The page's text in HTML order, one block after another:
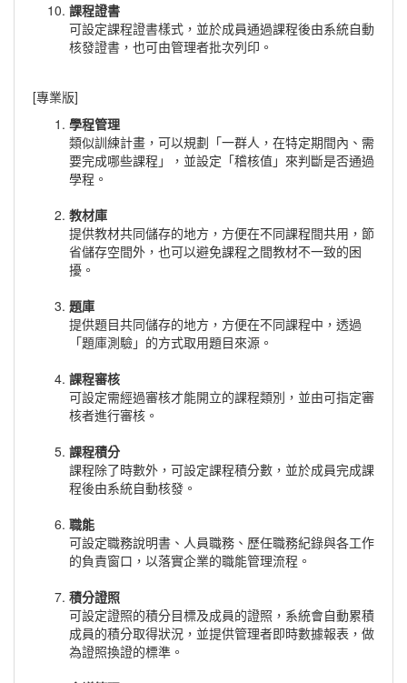
課程證書
可設定課程證書樣式，並於成員通過課程後由系統自動
核發證書，也可由管理者批次列印。
[專業版]
學程管理
類似訓練計畫，可以規劃「一群人，在特定期間內、需
要完成哪些課程」，並設定「稽核值」來判斷是否通過
學程。
教材庫
提供教材共同儲存的地方，方便在不同課程間共用，節
省儲存空間外，也可以避免課程之間教材不一致的困
擾。
題庫
提供題目共同儲存的地方，方便在不同課程中，透過
「題庫測驗」的方式取用題目來源。
課程審核
可設定需經過審核才能開立的課程類別，並由可指定審
核者進行審核。
課程積分
課程除了時數外，可設定課程積分數，並於成員完成課
程後由系統自動核發。
職能
可設定職務說明書、人員職務、歷任職務紀錄與各工作
的負責窗口，以落實企業的職能管理流程。
積分證照
可設定證照的積分目標及成員的證照，系統會自動累積
成員的積分取得狀況，並提供管理者即時數據報表，做
為證照換證的標準。